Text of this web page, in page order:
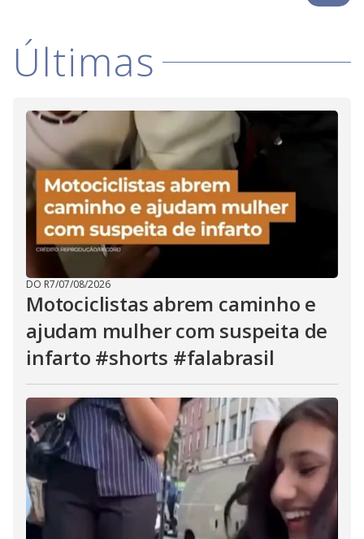
e
o
Últimas
DO R7/07/08/2026
Motociclistas abrem caminho e
ajudam mulher com suspeita de
infarto #shorts #falabrasil